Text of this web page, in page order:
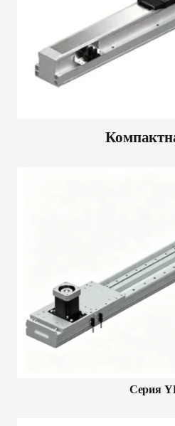
Серия